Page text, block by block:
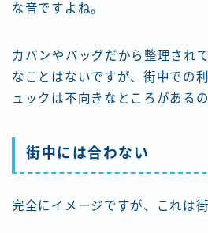
な音ですよね。
カバンやバッグだから整理され
なことはないですが、街中での
ュックは不向きなところがある
街中には合わない
完全にイメージですが、これは